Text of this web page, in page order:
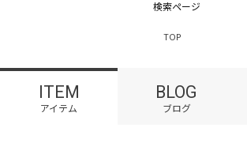
TOP
ITEM BLOG